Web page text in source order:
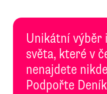
Unikátní výběr
světa, které v
nenajdete
Podpořte